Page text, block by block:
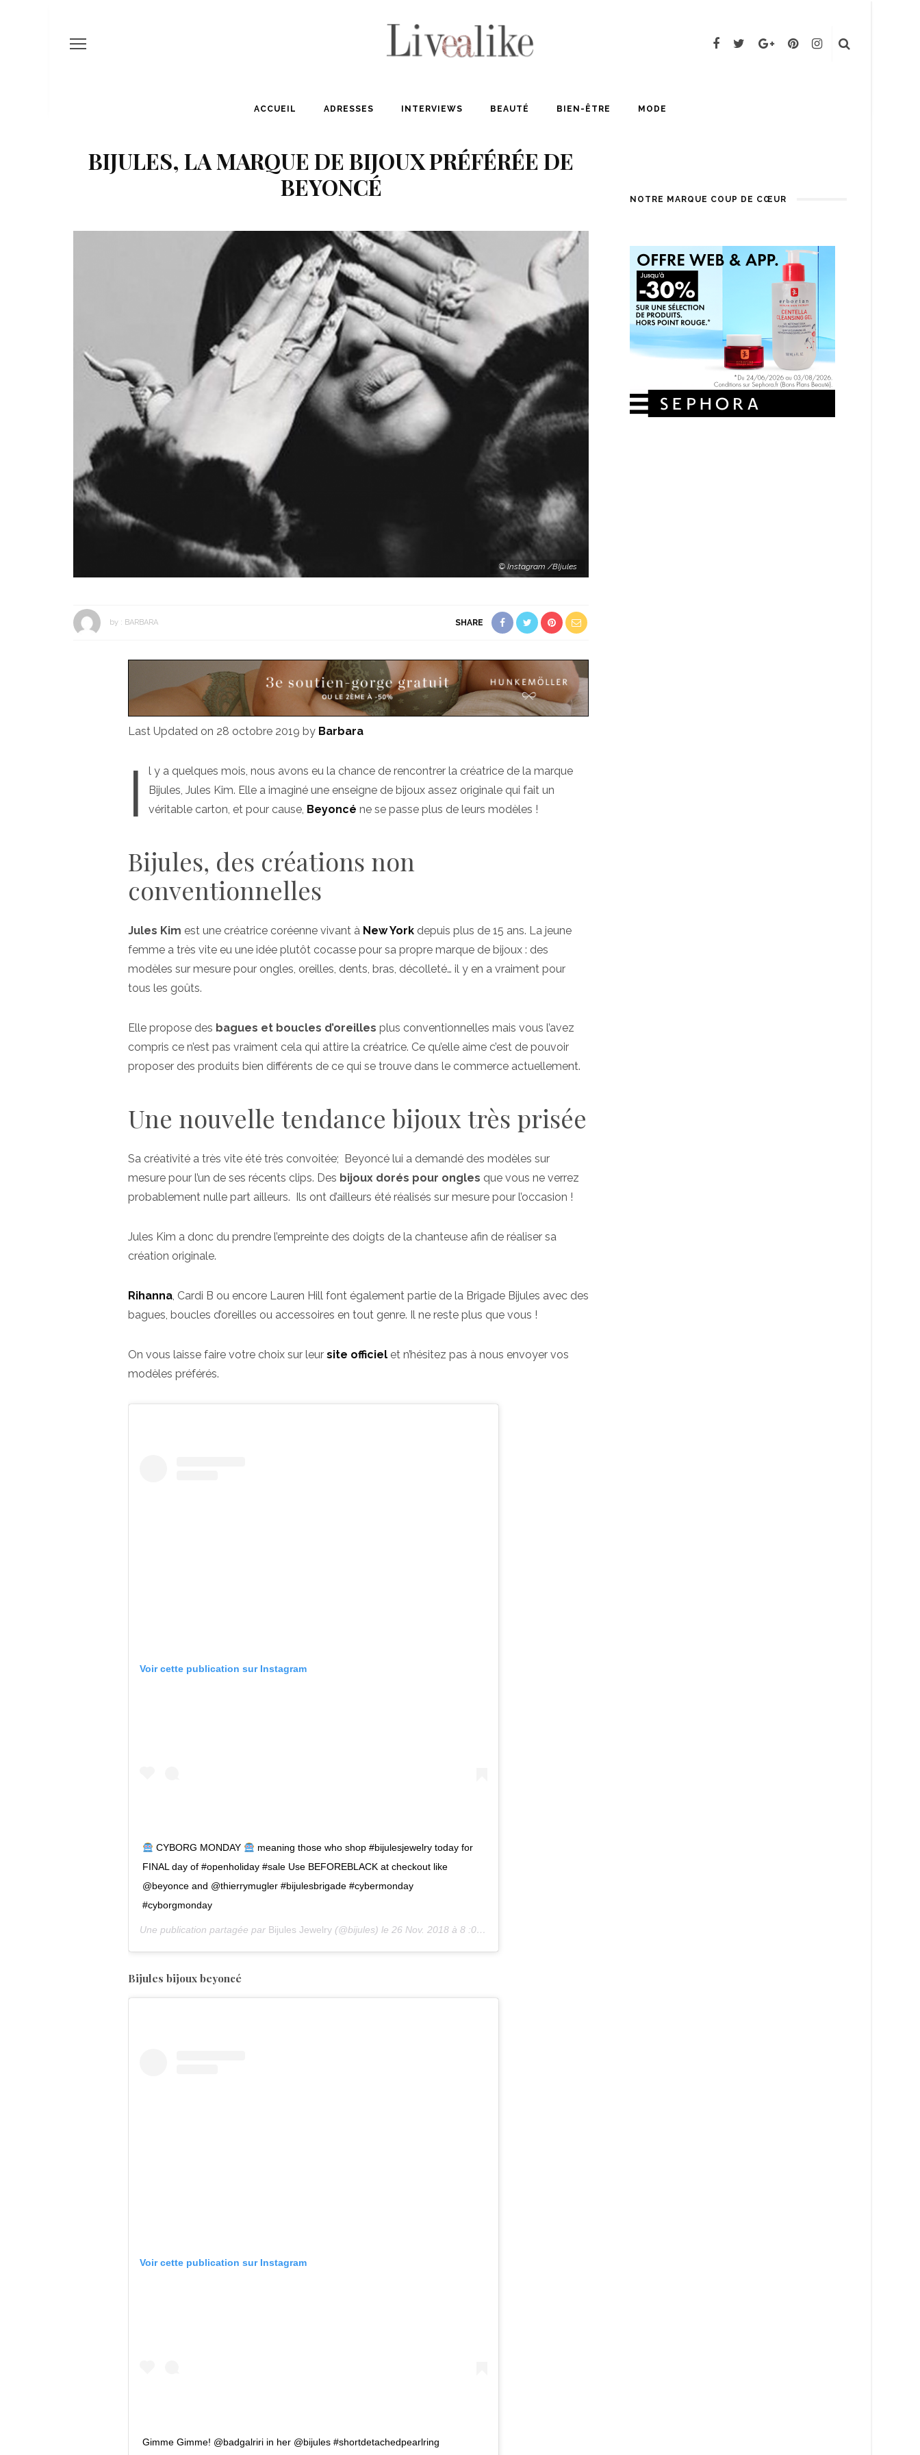
ACCUEIL ADRESSES INTERVIEWS BEAUTÉ BIEN-ÊTRE MODE
BIJULES, LA MARQUE DE BIJOUX PRÉFÉRÉE DE
BEYONCÉ
© Instagram /BIjules
by : BARBARA SHARE
Last Updated on 28 octobre 2019 by Barbara
I
l y a quelques mois, nous avons eu la chance de rencontrer la créatrice de la marque
Bijules, Jules Kim. Elle a imaginé une enseigne de bijoux assez originale qui fait un
véritable carton, et pour cause, Beyoncé ne se passe plus de leurs modèles !
Bijules, des créations non
conventionnelles
Jules Kim est une créatrice coréenne vivant à New York depuis plus de 15 ans. La jeune
femme a très vite eu une idée plutôt cocasse pour sa propre marque de bijoux : des
modèles sur mesure pour ongles, oreilles, dents, bras, décolleté… il y en a vraiment pour
tous les goûts.
Elle propose des bagues et boucles d’oreilles plus conventionnelles mais vous l’avez
compris ce n’est pas vraiment cela qui attire la créatrice. Ce qu’elle aime c’est de pouvoir
proposer des produits bien différents de ce qui se trouve dans le commerce actuellement.
Une nouvelle tendance bijoux très prisée
Sa créativité a très vite été très convoitée; Beyoncé lui a demandé des modèles sur
mesure pour l’un de ses récents clips. Des bijoux dorés pour ongles que vous ne verrez
probablement nulle part ailleurs. Ils ont d’ailleurs été réalisés sur mesure pour l’occasion !
Jules Kim a donc du prendre l’empreinte des doigts de la chanteuse afin de réaliser sa
création originale.
Rihanna , Cardi B ou encore Lauren Hill font également partie de la Brigade Bijules avec des
bagues, boucles d’oreilles ou accessoires en tout genre. Il ne reste plus que vous !
On vous laisse faire votre choix sur leur site officiel et n’hésitez pas à nous envoyer vos
modèles préférés.
Voir cette publication sur Instagram
CYBORG MONDAY
meaning those who shop #bijulesjewelry today for
FINAL day of #openholiday #sale Use BEFOREBLACK at checkout like
@beyonce and @thierrymugler #bijulesbrigade #cybermonday
#cyborgmonday
Une publication partagée par Bijules Jewelry (@bijules) le 26 Nov. 2018 à 8 :07 PST
Bijules bijoux beyoncé
Voir cette publication sur Instagram
Gimme Gimme! @badgalriri in her @bijules #shortdetachedpearlring
NOTRE MARQUE COUP DE CŒUR